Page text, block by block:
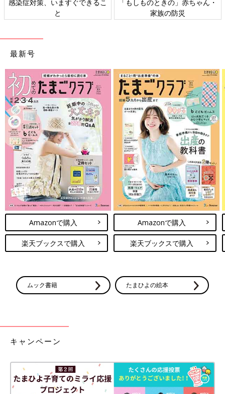
入っているのかわかりにくくなりますし、上の空間が余ってしま
ってもったいないですよね。annaさんはまずラックで空間を上
なのにスッキリとした洗面台下収納が実現！
セリアの「パウチストッカー」ならかさばる詰め替
えもスッキリおさまる！
感染症対策、いますぐできるこ
と
「もしものときの」赤ちゃん・
家族の防災
最新号
Amazonで購入
楽天ブックスで購入
Amazonで購入
楽天ブックスで購入
ムック書籍 たまひよの絵本
キャンペーン